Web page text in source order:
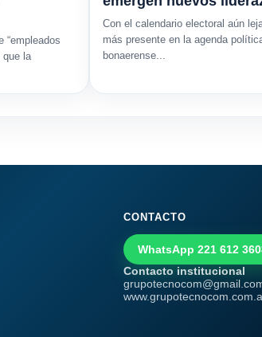
“empleados
que la
Con el calendario electoral aún
más presente en la agenda
bonaerense...
CONTACTO
WhatsApp 221 612
Contacto institucional